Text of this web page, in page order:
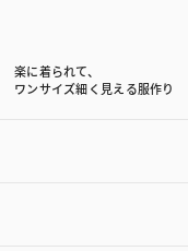
楽に着られて、
ワンサイズ細く見える服作り